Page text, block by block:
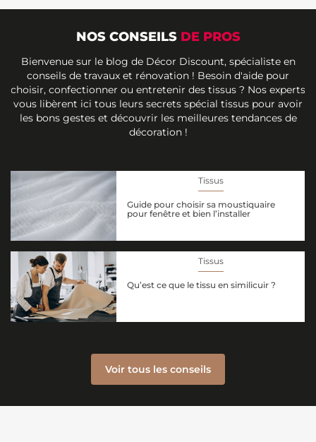
NOS CONSEILS DE PROS
Bienvenue sur le blog de Décor Discount, spécialiste en
conseils de travaux et rénovation ! Besoin d'aide pour
choisir, confectionner ou entretenir des tissus ? Nos experts
vous libèrent ici tous leurs secrets spécial tissus pour avoir
les bons gestes et découvrir les meilleures tendances de
décoration !
Tissus
Guide pour choisir sa moustiquaire
pour fenêtre et bien l’installer
Tissus
Qu’est ce que le tissu en similicuir ?
Voir tous les conseils